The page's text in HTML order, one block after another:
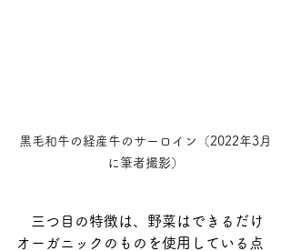
黒毛和牛の経産牛のサーロイン（2022年3月
に筆者撮影）
三つ目の特徴は、野菜はできるだけ
オーガニックのものを使用している点